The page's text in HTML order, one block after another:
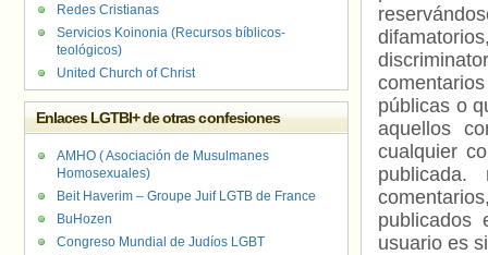
públicas o
aquellos
cualquier
usuario es
Redes Cristianas
Servicios Koinonia (Recursos bíblicos-
teológicos)
United Church of Christ
Enlaces LGTBI+ de otras confesiones
AMHO ( Asociación de Musulmanes
Homosexuales)
Beit Haverim – Groupe Juif LGTB de France
BuHozen
Congreso Mundial de Judíos LGBT